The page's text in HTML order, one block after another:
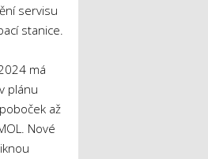
servisu
stanice.
má
plánu
až
Nové